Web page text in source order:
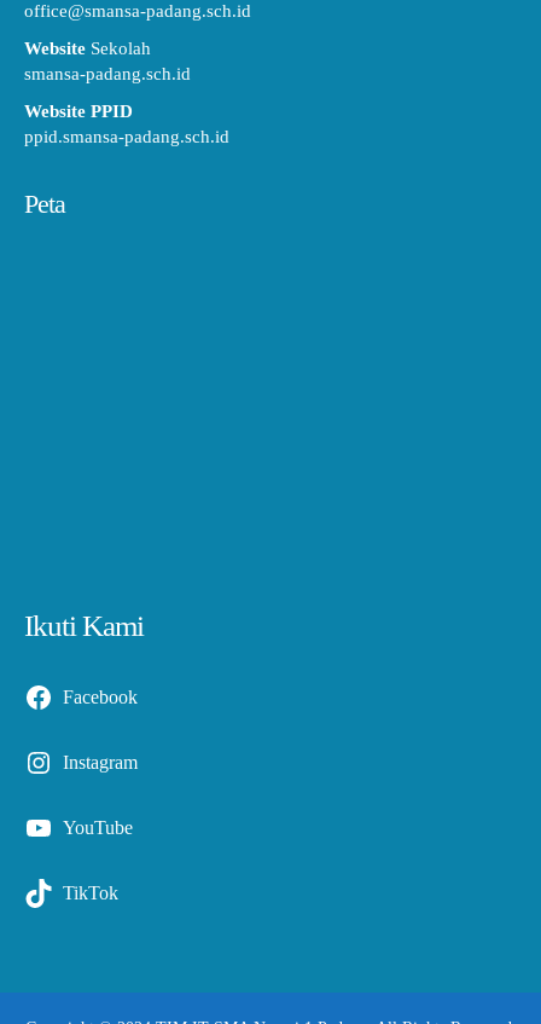
office@smansa-padang.sch.id
Website Sekolah
smansa-padang.sch.id
Website PPID
ppid.smansa-padang.sch.id
Peta
Ikuti Kami
Facebook
Instagram
YouTube
TikTok